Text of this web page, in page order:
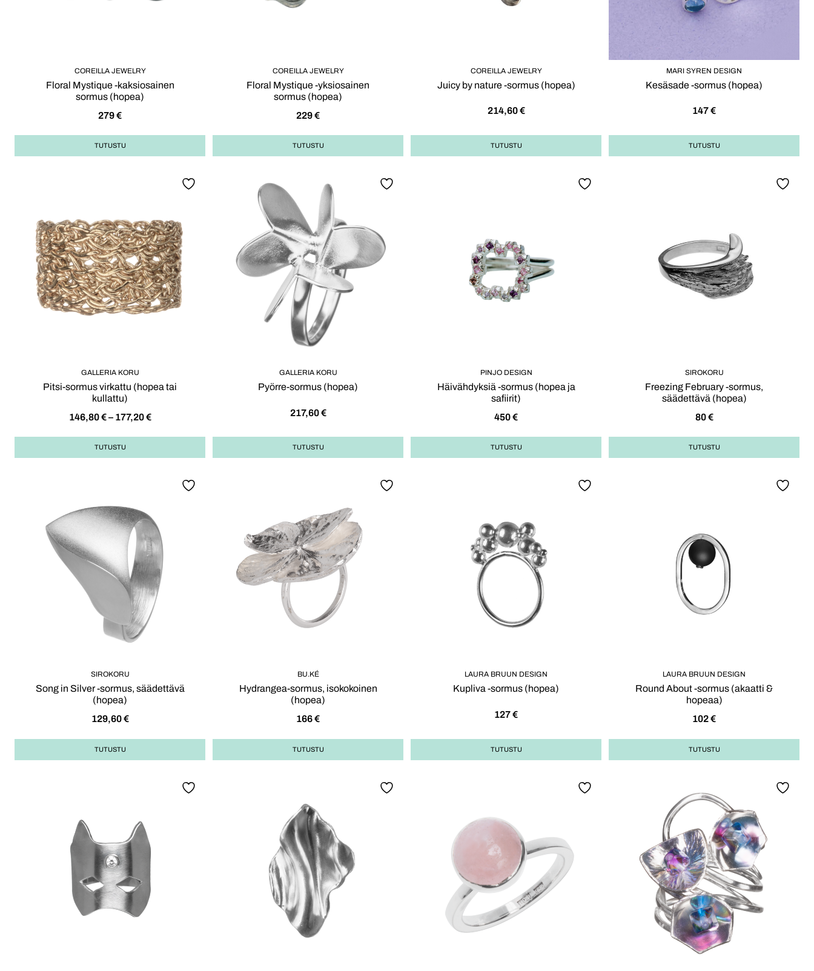
COREILLA JEWELRY
Floral Mystique -kaksiosainen
sormus (hopea)
279€
TUTUSTU
COREILLA JEWELRY
Floral Mystique -yksiosainen
sormus (hopea)
229€
TUTUSTU
COREILLA JEWELRY
Juicy by nature -sormus (hopea)
214,60€
TUTUSTU
MARI SYREN DESIGN
Kesäsade -sormus (hopea)
147€
TUTUSTU
GALLERIA KORU
Pitsi-sormus virkattu (hopea tai
kullattu)
146,80€ – 177,20€
TUTUSTU
GALLERIA KORU
Pyörre-sormus (hopea)
217,60€
TUTUSTU
PINJO DESIGN
Häivähdyksiä -sormus (hopea ja
safiirit)
450€
TUTUSTU
SIROKORU
Freezing February -sormus,
säädettävä (hopea)
80€
TUTUSTU
SIROKORU
Song in Silver -sormus, säädettävä
(hopea)
129,60€
TUTUSTU
BU.KÉ
Hydrangea-sormus, isokokoinen
(hopea)
166€
TUTUSTU
LAURA BRUUN DESIGN
Kupliva -sormus (hopea)
127€
TUTUSTU
LAURA BRUUN DESIGN
Round About -sormus (akaatti &
hopeaa)
102€
TUTUSTU